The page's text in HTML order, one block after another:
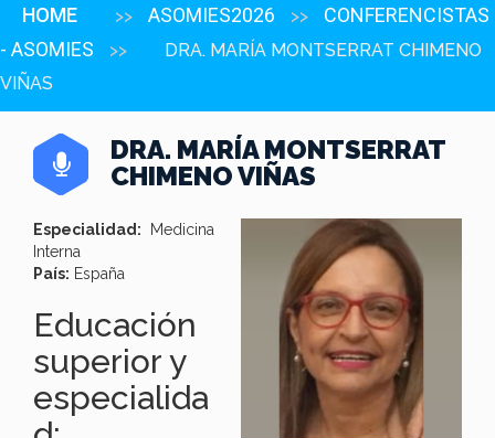
HOME >> ASOMIES2026 >>
CONFERENCISTAS
- ASOMIES
>>
DRA. MARÍA MONTSERRAT CHIMENO
VIÑAS
DRA. MARÍA MONTSERRAT
CHIMENO VIÑAS
Especialidad: Medicina
Interna
País: España
Educación
superior y
especialida